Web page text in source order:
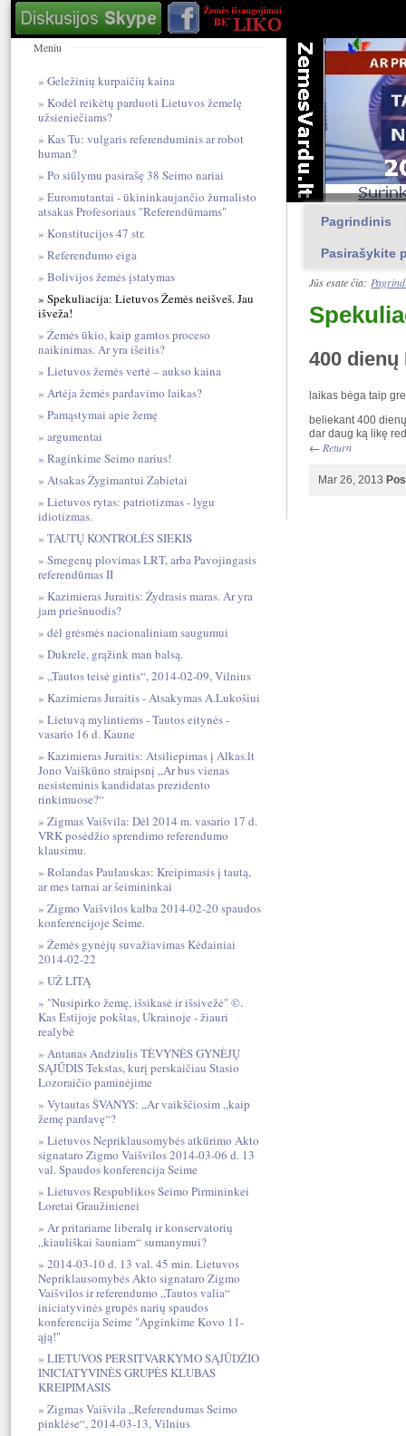
Pagrindinis
Pasirašykite
Jūs esate čia:
400
laikas bėga taip
beliekant 400
dar daug ką likę
← Return
Mar 26, 2013
Meniu
Geležinių kurpaičių kaina
Kodėl reikėtų parduoti Lietuvos žemelę
užsieniečiams?
Kas Tu: vulgari​s referendum​inis ar robot
human?
Po siūlymu pasirašę 38 Seimo nariai
Euromutantai - ūkininkaujančio žurnalisto
atsakas Profesoriaus "Referendūmams"
Konstitucijos 47 str.
Referendumo eiga
Bolivijos žemės įstatymas
Spekuliacija: Lietuvos Žemės neišveš. Jau
išveža!
Žemės ūkio, kaip gamtos proceso
naikinimas. Ar yra išeitis?
Lietuvos žemės vertė – aukso kaina
Artėja žemės pardavimo laikas?
Pamąstymai apie žemę
argumentai
Raginkime Seimo narius!
Atsakas Žygimantui Zabietai
Lietuvos rytas: patriotizmas - lygu
idiotizmas.
TAUTŲ KONTROLĖS SIEKIS
Smegenų plovimas LRT, arba Pavojingasis
referendūmas II
Kazimieras Juraitis: Žydrasis maras. Ar yra
jam priešnuodis?
dėl grėsmės nacionaliniam saugumui
Dukrele, grąžink man balsą.
„Tautos teisė gintis“, 2014-02-09, Vilnius
Kazimieras Juraitis - Atsakymas A.Lukošiui
Lietuvą mylintiems - Tautos eitynės -
vasario 16 d. Kaune
Kazimieras Juraitis: Atsiliepimas į Alkas.lt
Jono Vaiškūno straipsnį „Ar bus vienas
nesisteminis kandidatas prezidento
rinkimuose?“
Zigmas Vaišvila: Dėl 2014 m. vasario 17 d.
VRK posėdžio sprendimo referendumo
klausimu.
Rolandas Paulauskas: Kreipimasis į tautą,
ar mes tarnai ar šeimininkai
Zigmo Vaišvilos kalba 2014-02-20 spaudos
konferencijoje Seime.
Žemės gynėjų suvažiavimas Kėdainiai
2014-02-22
UŽ LITĄ
"Nusipirko žemę, išsikasė ir išsivežė" ©.
Kas Estijoje pokštas, Ukrainoje - žiauri
realybė
Antanas Andziulis TĖVYNĖS GYNĖJŲ
SĄJŪDIS Tekstas, kurį perskaičiau Stasio
Lozoraičio paminėjime
Vytautas ŠVANYS: „Ar vaikščiosim „kaip
žemę pardavę“?
Lietuvos Nepriklausomybės atkūrimo Akto
signataro Zigmo Vaišvilos 2014-03-06 d. 13
val. Spaudos konferencija Seime
Lietuvos Respublikos Seimo Pirmininkei
Loretai Graužinienei
Ar pritariame liberalų ir konservatorių
„kiauliškai šauniam“ sumanymui?
2014-03-10 d. 13 val. 45 min. Lietuvos
Nepriklausomybės Akto signataro Zigmo
Vaišvilos ir referendumo „Tautos valia“
iniciatyvinės grupės narių spaudos
konferencija Seime "Apginkime Kovo 11-
ąją!"
LIETUVOS PERSITVARKYMO SĄJŪDŽIO
INICIATYVINĖS GRUPĖS KLUBAS
KREIPIMASIS
Zigmas Vaišvila „Referendumas Seimo
pinklėse“, 2014-03-13, Vilnius